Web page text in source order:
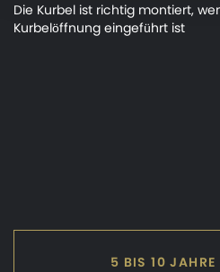
Die Kurbel ist richtig montiert,
Kurbelöffnung eingeführt ist
5 BIS 10 JAHRE